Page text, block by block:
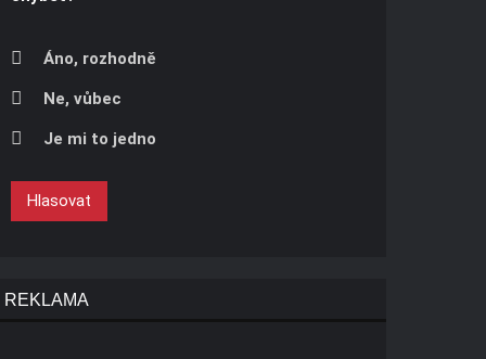
Áno, rozhodně
Ne, vůbec
Je mi to jedno
Hlasovat
REKLAMA